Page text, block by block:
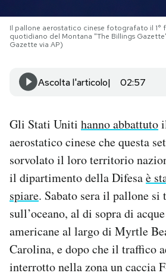
I MIEI PREFERITI
Area Personale
Newsletter
Notifiche mobile
Regala il Post
Hai bisogno di aiuto?
Esci
Il pallone aerostatico cinese fotografato il 1°
quotidiano del Montana "The Billings
Gazette via AP)
Ascolta l'articolo 02:57
Gli Stati Uniti hanno abbattuto
aerostatico cinese che questa
sorvolato il loro territorio
il dipartimento della Difesaè
spiare. Sabato sera il pallone si
sull’oceano, al di sopra di
americane al largo di Myrtle
Carolina, e dopo che il traffico
interrotto nella zona un caccia